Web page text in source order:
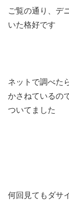
ご覧の通り、デ
いた格好です
ネットで調べた
かさねているの
ついてました
何回見てもダサ